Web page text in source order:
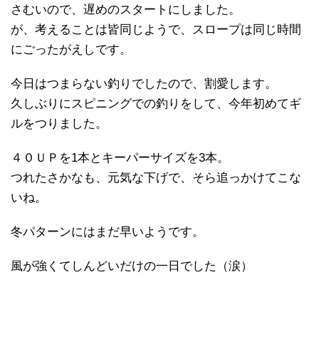
さむいので、遅めのスタートにしました。
が、考えることは皆同じようで、スロープは同じ時間
にごったがえしです。
今日はつまらない釣りでしたので、割愛します。
久しぶりにスピニングでの釣りをして、今年初めてギ
ルをつりました。
４０ＵＰを1本とキーパーサイズを3本。
つれたさかなも、元気な下げで、そら追っかけてこな
いね。
冬パターンにはまだ早いようです。
風が強くてしんどいだけの一日でした（涙）